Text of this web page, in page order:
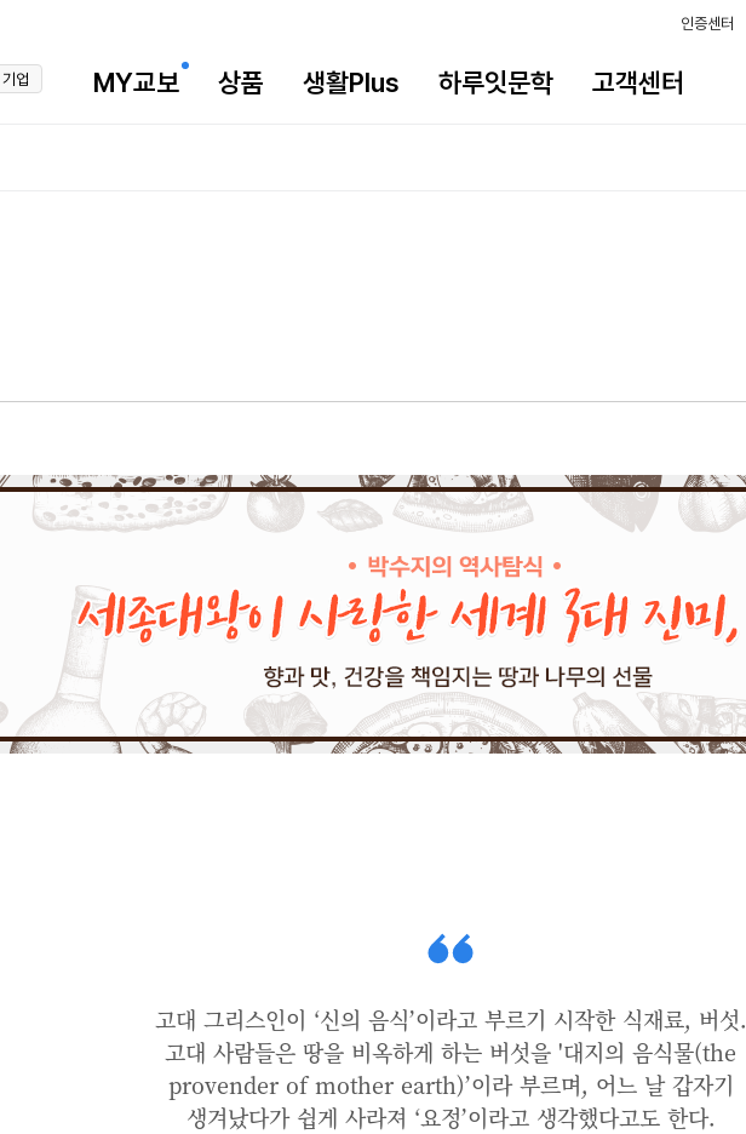
인증센터
기업 MY교보 상품 생활Plus 하루잇문학 고객센터
고대 그리스인이 ‘신의 음식’이라고 부르기 시작한 식재료, 버섯.
고대 사람들은 땅을 비옥하게 하는 버섯을 '대지의 음식물(the
provender of mother earth)’이라 부르며, 어느 날 갑자기
생겨났다가 쉽게 사라져 ‘요정’이라고 생각했다고도 한다.